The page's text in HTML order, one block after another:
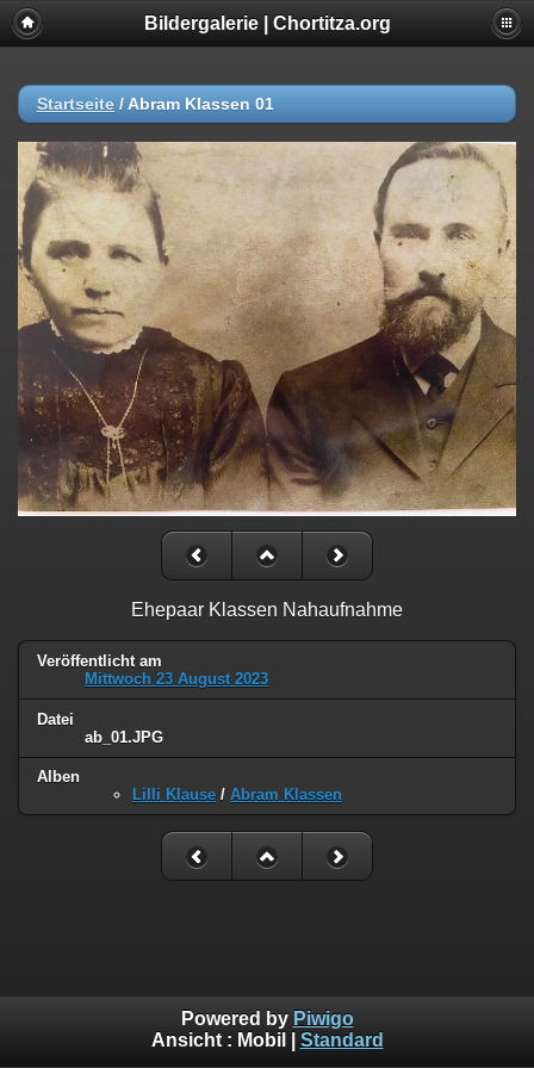
Bildergalerie | Chortitza.org
Startseite / Abram Klassen 01
Ehepaar Klassen Nahaufnahme
Veröffentlicht am
Mittwoch 23 August 2023
Datei
ab_01.JPG
Alben
Lilli Klause / Abram Klassen
Powered by Piwigo
Ansicht : Mobil Standard